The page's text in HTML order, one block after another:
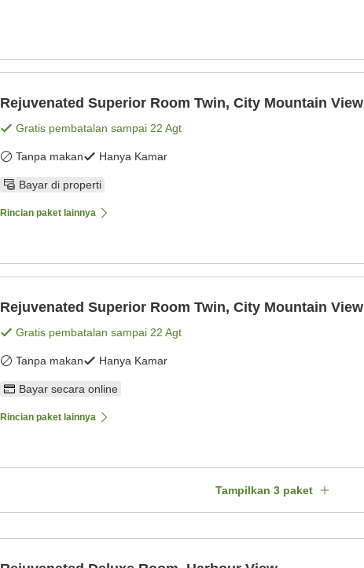
Rejuvenated Superior Room Twin, City Mountain View
Gratis pembatalan sampai 22 Agt
Tanpa makan Hanya Kamar
Bayar di properti
Rincian paket lainnya
Rejuvenated Superior Room Twin, City Mountain View
Gratis pembatalan sampai 22 Agt
Tanpa makan Hanya Kamar
Bayar secara online
Rincian paket lainnya
Tampilkan 3 paket